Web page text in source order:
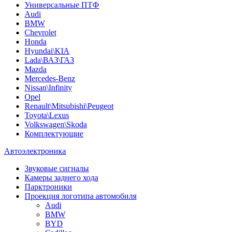
Универсальные ПТФ
Audi
BMW
Chevrolet
Honda
Hyundai\KIA
Lada\ВАЗ\ГАЗ
Mazda
Mercedes-Benz
Nissan\Infinity
Opel
Renault\Mitsubishi\Peugeot
Toyota\Lexus
Volkswagen\Skoda
Комплектующие
Автоэлектроника
Звуковые сигналы
Камеры заднего хода
Парктроники
Проекция логотипа автомобиля
Audi
BMW
BYD